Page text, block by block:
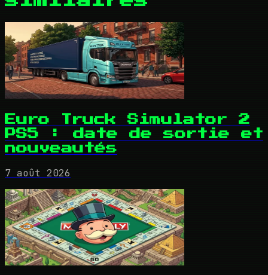
Euro Truck Simulator 2
PS5 : date de sortie et
nouveautés
7 août 2026